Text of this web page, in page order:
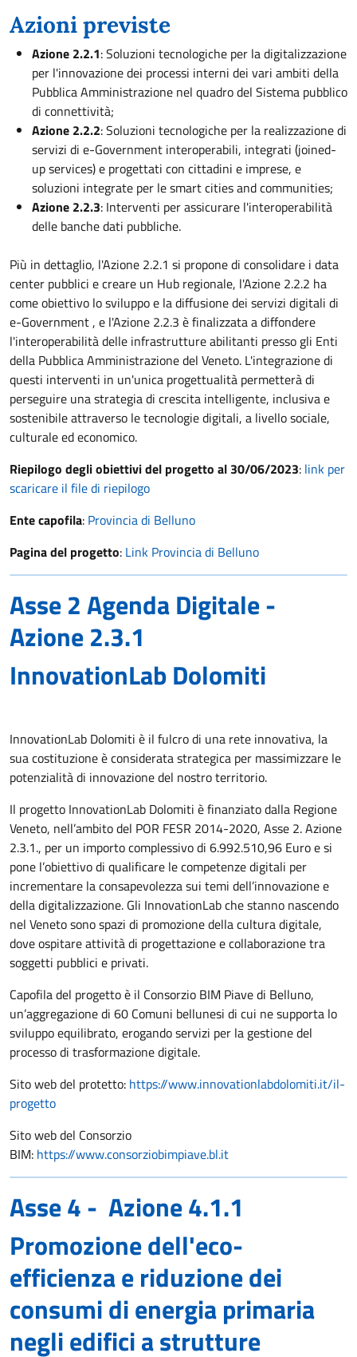
Azioni previste
Azione 2.2.1: Soluzioni tecnologiche per la digitalizzazione
per l'innovazione dei processi interni dei vari ambiti della
Pubblica Amministrazione nel quadro del Sistema pubblico
di connettività;
Azione 2.2.2: Soluzioni tecnologiche per la realizzazione di
servizi di e-Government interoperabili, integrati (joined-
up services) e progettati con cittadini e imprese, e
soluzioni integrate per le smart cities and communities;
Azione 2.2.3: Interventi per assicurare l'interoperabilità
delle banche dati pubbliche.
Più in dettaglio, l'Azione 2.2.1 si propone di consolidare i data
center pubblici e creare un Hub regionale, l'Azione 2.2.2 ha
come obiettivo lo sviluppo e la diffusione dei servizi digitali di
e-Government , e l'Azione 2.2.3 è finalizzata a diffondere
l'interoperabilità delle infrastrutture abilitanti presso gli Enti
della Pubblica Amministrazione del Veneto. L'integrazione di
questi interventi in un'unica progettualità permetterà di
perseguire una strategia di crescita intelligente, inclusiva e
sostenibile attraverso le tecnologie digitali, a livello sociale,
culturale ed economico.
Riepilogo degli obiettivi del progetto al 30/06/2023: link per
scaricare il file di riepilogo
Ente capofila: Provincia di Belluno
Pagina del progetto: Link Provincia di Belluno
Asse 2 Agenda Digitale -
Azione 2.3.1
InnovationLab Dolomiti
InnovationLab Dolomiti è il fulcro di una rete innovativa, la
sua costituzione è considerata strategica per massimizzare le
potenzialità di innovazione del nostro territorio.
Il progetto InnovationLab Dolomiti è finanziato dalla Regione
Veneto, nell’ambito del POR FESR 2014-2020, Asse 2. Azione
2.3.1., per un importo complessivo di 6.992.510,96 Euro e si
pone l’obiettivo di qualificare le competenze digitali per
incrementare la consapevolezza sui temi dell’innovazione e
della digitalizzazione. Gli InnovationLab che stanno nascendo
nel Veneto sono spazi di promozione della cultura digitale,
dove ospitare attività di progettazione e collaborazione tra
soggetti pubblici e privati.
Capofila del progetto è il Consorzio BIM Piave di Belluno,
un’aggregazione di 60 Comuni bellunesi di cui ne supporta lo
sviluppo equilibrato, erogando servizi per la gestione del
processo di trasformazione digitale.
Sito web del protetto: https://www.innovationlabdolomiti.it/il-
progetto
Sito web del Consorzio
BIM: https://www.consorziobimpiave.bl.it
Asse 4 - Azione 4.1.1
Promozione dell'eco-
efficienza e riduzione dei
consumi di energia primaria
negli edifici a strutture